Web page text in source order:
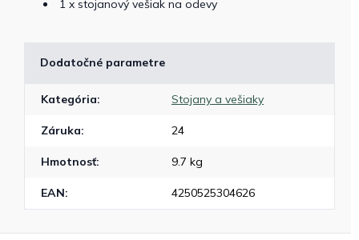
1 x stojanový vešiak na odevy
Dodatočné parametre
Kategória: Stojany a vešiaky
Záruka: 24
Hmotnosť: 9.7 kg
EAN: 4250525304626